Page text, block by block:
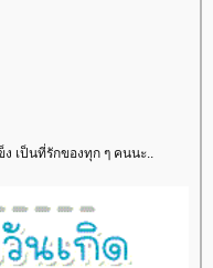
เป็นที่รักของทุก ๆ คนนะ..